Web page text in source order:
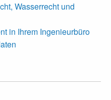
Wasserrecht und
in Ihrem Ingenieurbüro